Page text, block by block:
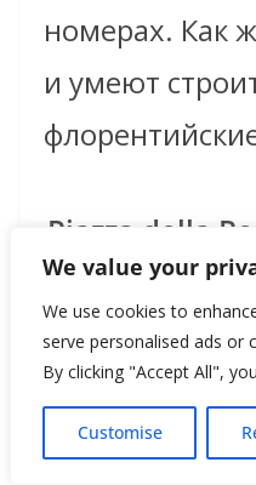
We value your
We use cookies to
serve personalised ads or
By clicking "Accept All",
Customise
номерах. Как
и умеют
Piazza della